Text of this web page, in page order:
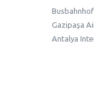
Gazipaşa
Antalya